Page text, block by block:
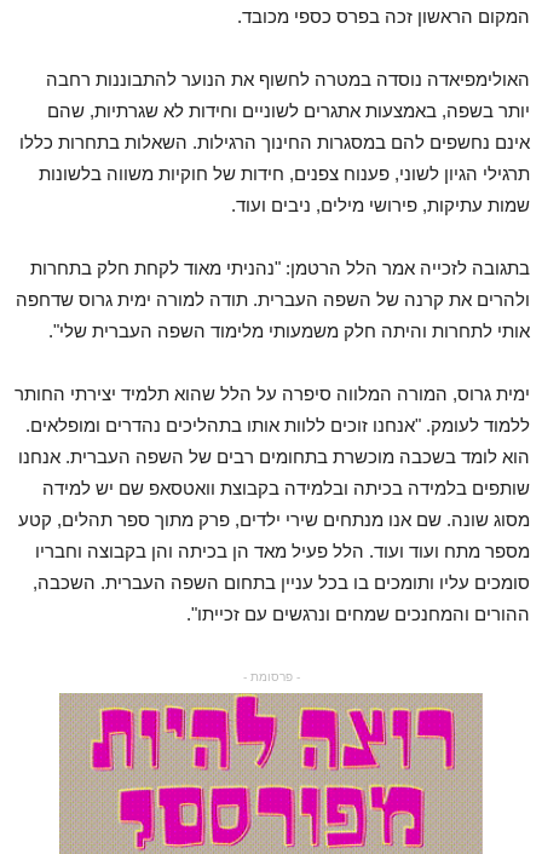
המקום הראשון זכה בפרס כספי מכובד.
האולימפיאדה נוסדה במטרה לחשוף את הנוער להתבוננות רחבה
יותר בשפה, באמצעות אתגרים לשוניים וחידות לא שגרתיות, שהם
אינם נחשפים להם במסגרות החינוך הרגילות. השאלות בתחרות כללו
תרגילי הגיון לשוני, פענוח צפנים, חידות של חוקיות משווה בלשונות
שמות עתיקות, פירושי מילים, ניבים ועוד.
בתגובה לזכייה אמר הלל הרטמן: "נהניתי מאוד לקחת חלק בתחרות
ולהרים את קרנה של השפה העברית. תודה למורה ימית גרוס שדחפה
אותי לתחרות והיתה חלק משמעותי מלימוד השפה העברית שלי".
ימית גרוס, המורה המלווה סיפרה על הלל שהוא תלמיד יצירתי החותר
ללמוד לעומק. "אנחנו זוכים ללוות אותו בתהליכים נהדרים ומופלאים.
הוא לומד בשכבה מוכשרת בתחומים רבים של השפה העברית. אנחנו
שותפים בלמידה בכיתה ובלמידה בקבוצת וואטסאפ שם יש למידה
מסוג שונה. שם אנו מנתחים שירי ילדים, פרק מתוך ספר תהלים, קטע
מספר מתח ועוד ועוד. הלל פעיל מאד הן בכיתה והן בקבוצה וחבריו
סומכים עליו ותומכים בו בכל עניין בתחום השפה העברית. השכבה,
ההורים והמחנכים שמחים ונרגשים עם זכייתו".
- פרסומת -